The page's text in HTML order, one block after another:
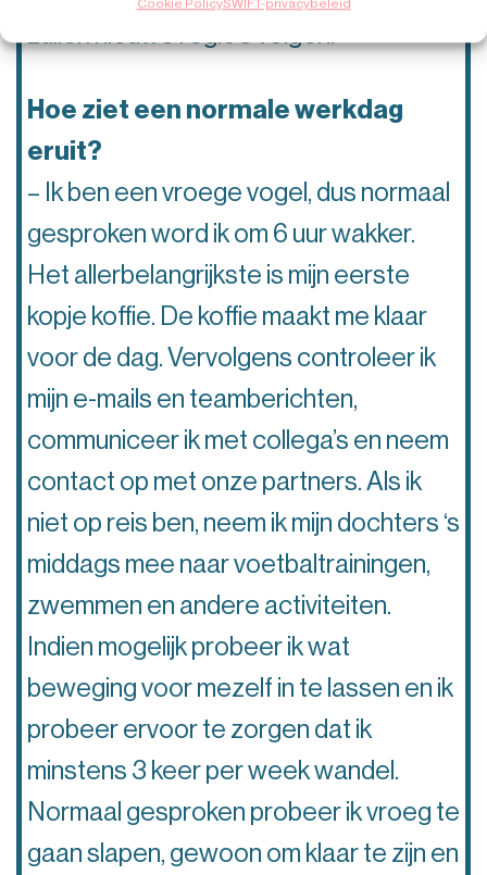
Cookie PolicySWIFT-privacybeleid
Hoe ziet een normale werkdag
eruit?
– Ik ben een vroege vogel, dus normaal
gesproken word ik om 6 uur wakker.
Het allerbelangrijkste is mijn eerste
kopje koffie. De koffie maakt me klaar
voor de dag. Vervolgens controleer ik
mijn e-mails en teamberichten,
communiceer ik met collega’s en neem
contact op met onze partners. Als ik
niet op reis ben, neem ik mijn dochters ‘s
middags mee naar voetbaltrainingen,
zwemmen en andere activiteiten.
Indien mogelijk probeer ik wat
beweging voor mezelf in te lassen en ik
probeer ervoor te zorgen dat ik
minstens 3 keer per week wandel.
Normaal gesproken probeer ik vroeg te
gaan slapen, gewoon om klaar te zijn en